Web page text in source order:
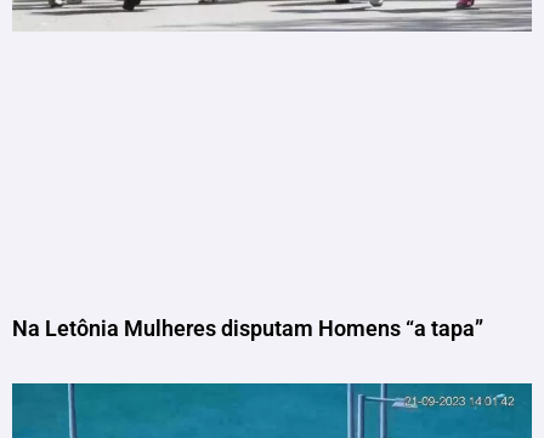
Na Letônia Mulheres disputam Homens “a tapa”